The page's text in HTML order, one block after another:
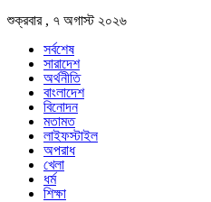
শুক্রবার , ৭ অগাস্ট ২০২৬
সর্বশেষ
সারাদেশ
অর্থনীতি
বাংলাদেশ
বিনোদন
মতামত
লাইফস্টাইল
অপরাধ
খেলা
ধর্ম
শিক্ষা